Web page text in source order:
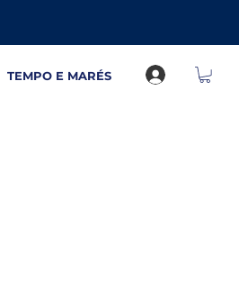
TEMPO E MARÉS